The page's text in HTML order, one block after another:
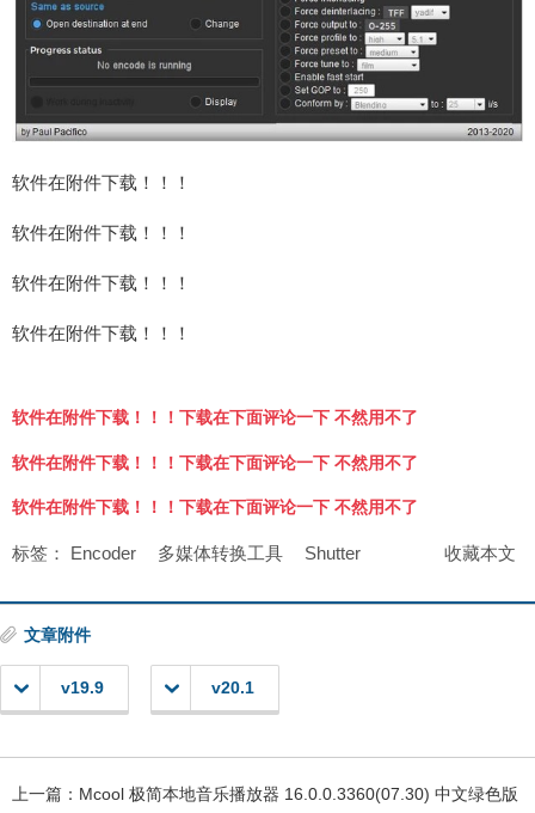
软件在附件下载！！！
软件在附件下载！！！
软件在附件下载！！！
软件在附件下载！！！
软件在附件下载！！！下载在下面评论一下 不然用不了
软件在附件下载！！！下载在下面评论一下 不然用不了
软件在附件下载！！！下载在下面评论一下 不然用不了
收藏本文
标签： Encoder 多媒体转换工具 Shutter
文章附件
v19.9 v20.1
上一篇： Mcool 极简本地音乐播放器 16.0.0.3360(07.30) 中文绿色版